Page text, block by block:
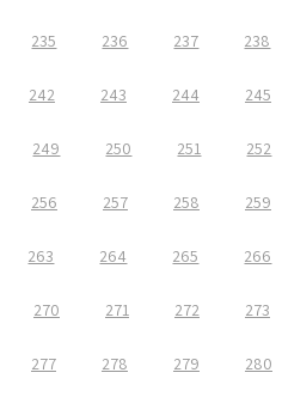
235 236 237 238
242 243 244 245
249 250 251 252
256 257 258 259
263 264 265 266
270 271 272 273
277 278 279 280